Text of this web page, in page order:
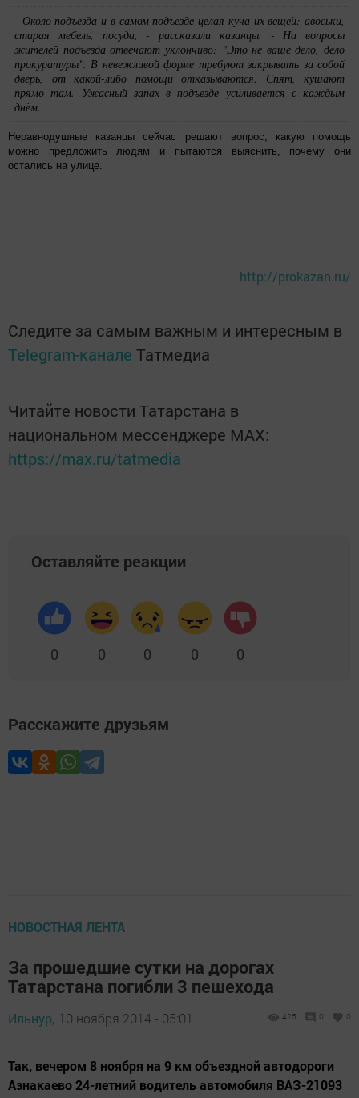
- Около подъезда и в самом подъезде целая куча их вещей: авоськи,
старая мебель, посуда, - рассказали казанцы. - На вопросы
жителей подъезда отвечают уклончиво: "Это не ваше дело, дело
прокуратуры". В невежливой форме требуют закрывать за собой
дверь, от какой-либо помощи отказываются. Спят, кушают
прямо там. Ужасный запах в подъезде усиливается с каждым
днём.
Неравнодушные казанцы сейчас решают вопрос, какую помощь
можно предложить людям и пытаются выяснить, почему они
остались на улице.
http://prokazan.ru/
Следите за самым важным и интересным в
Telegram-канале Татмедиа
Читайте новости Татарстана в
национальном мессенджере MАХ:
https://max.ru/tatmedia
Оставляйте реакции
0 0 0 0 0
Расскажите друзьям
НОВОСТНАЯ ЛЕНТА
За прошедшие сутки на дорогах
Татарстана погибли 3 пешехода
Ильнур, 10 ноября 2014 - 05:01 425 0 0
Так, вечером 8 ноября на 9 км объездной автодороги
Азнакаево 24-летний водитель автомобиля ВАЗ-21093